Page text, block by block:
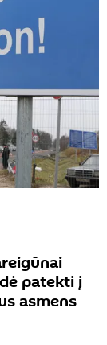
patekti į
asmens